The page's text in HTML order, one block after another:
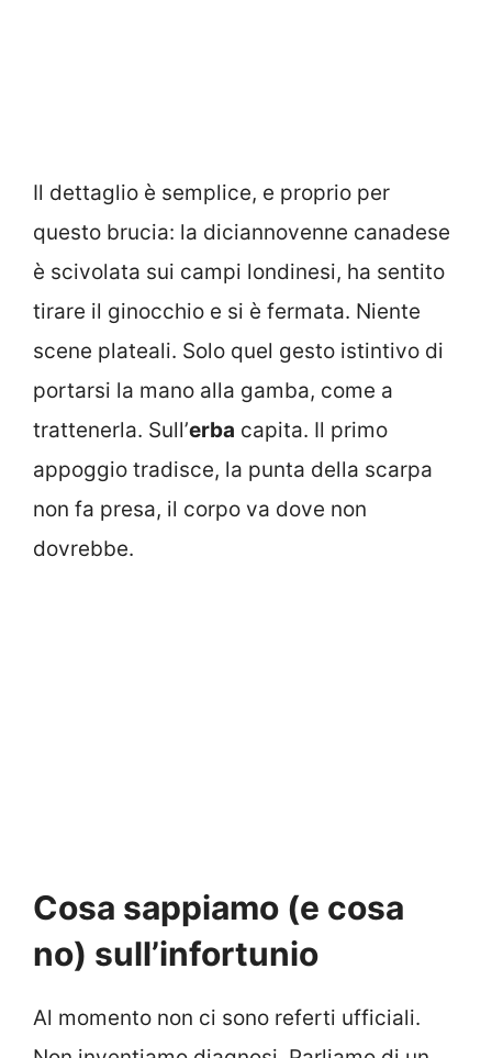
Il dettaglio è semplice, e proprio per
questo brucia: la diciannovenne canadese
è scivolata sui campi londinesi, ha sentito
tirare il ginocchio e si è fermata. Niente
scene plateali. Solo quel gesto istintivo di
portarsi la mano alla gamba, come a
trattenerla. Sull’erba capita. Il primo
appoggio tradisce, la punta della scarpa
non fa presa, il corpo va dove non
dovrebbe.
Cosa sappiamo (e cosa
no) sull’infortunio
Al momento non ci sono referti ufficiali.